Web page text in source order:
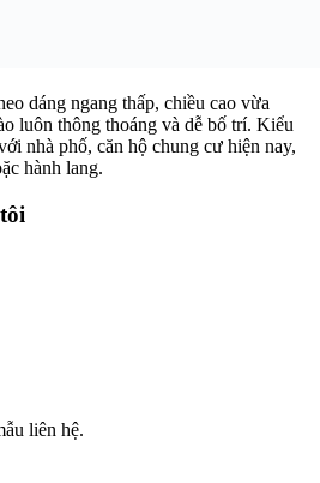
dáng ngang thấp, chiều cao vừa
luôn thông thoáng và dễ bố trí. Kiểu
nhà phố, căn hộ chung cư hiện nay,
hành lang.
liên hệ.